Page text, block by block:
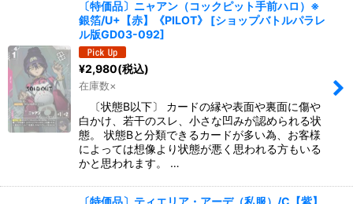
〔特価品〕ニャアン（コックピット手前ハロ）※
銀箔/U+【赤】《PILOT》
[ショップバトルパラレ
ル版GD03-092]
¥2,980(税込)
在庫数×
〔状態B以下〕 カードの縁や表面や裏面に傷や
白かけ、若干のスレ、小さな凹みが認められる状
態。 状態Bと分類できるカードが多い為、お客様
によっては想像より状態が悪く思われる方もいる
かと思われます。 …